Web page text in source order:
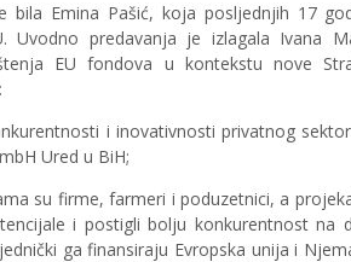
bila Emina Pašić, koja posljednjih 17
Uvodno predavanja je izlagala Ivana
EU fondova u kontekstu nove
i inovativnosti privatnog
Ured u BiH;
su firme, farmeri i poduzetnici, a
i postigli bolju konkurentnost na
ga finansiraju Evropska unija i